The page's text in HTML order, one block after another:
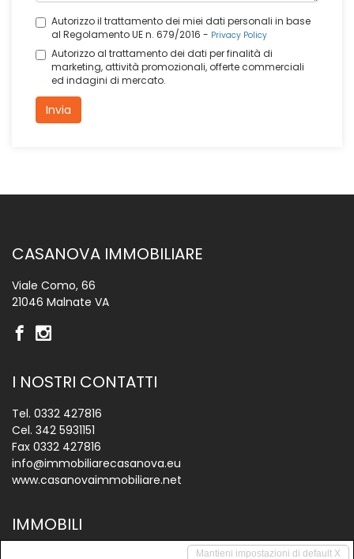
Autorizzo il trattamento dei miei dati personali in base
al Regolamento UE n. 679/2016 - Privacy Policy
Autorizzo al trattamento dei dati per finalità di
marketing, attività promozionali, offerte commerciali
ed indagini di mercato.
Invia
CASANOVA IMMOBILIARE
Viale Como, 66
21046 Malnate VA
I NOSTRI CONTATTI
Tel. 0332 427816
Cel. 342 5931151
Fax 0332 427816
info@immobiliarecasanova.eu
www.casanovaimmobiliare.net
IMMOBILI
Mantieni impostazioni di default X